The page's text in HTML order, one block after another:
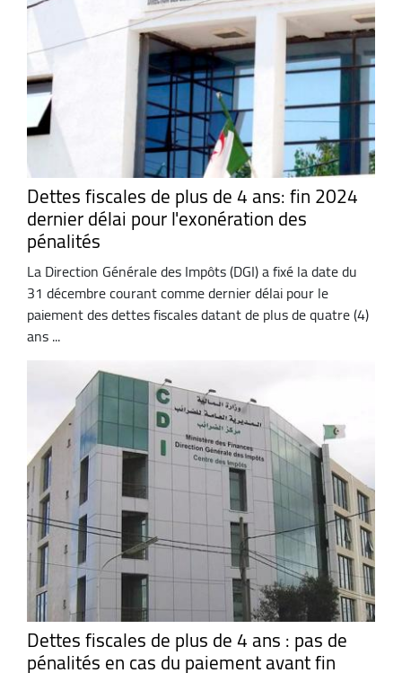
Dettes fiscales de plus de 4 ans: fin 2024
dernier délai pour l'exonération des
pénalités
La Direction Générale des Impôts (DGI) a fixé la date du
31 décembre courant comme dernier délai pour le
paiement des dettes fiscales datant de plus de quatre (4)
ans ...
Dettes fiscales de plus de 4 ans : pas de
pénalités en cas du paiement avant fin